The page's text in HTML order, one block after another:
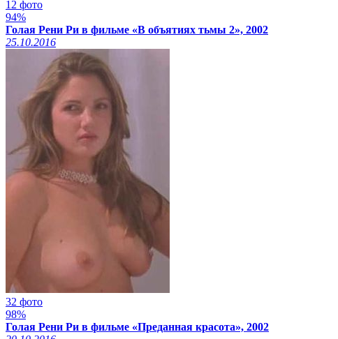
12 фото
94%
Голая Рени Ри в фильме «В объятиях тьмы 2», 2002
25.10.2016
32 фото
98%
Голая Рени Ри в фильме «Преданная красота», 2002